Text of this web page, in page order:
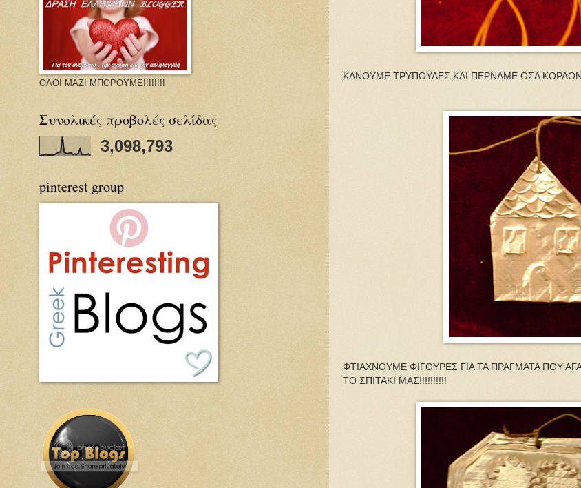
ΚΑΝΟΥΜΕ ΤΡΥΠΟΥΛΕΣ ΚΑΙ ΠΕΡΝΑΜΕ ΟΣΑ
ΦΤΙΑΧΝΟΥΜΕ ΦΙΓΟΥΡΕΣ ΓΙΑ ΤΑ ΠΡΑΓΜΑΤΑ ΠΟΥ
ΤΟ ΣΠΙΤΑΚΙ ΜΑΣ!!!!!!!!!!
ΟΛΟΙ ΜΑΖΙ ΜΠΟΡΟΥΜΕ!!!!!!!!
Συνολικές προβολές σελίδας
3,098,793
pinterest group